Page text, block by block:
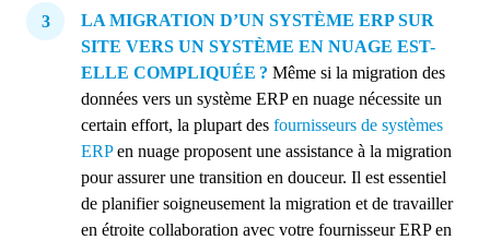
LA MIGRATION D’UN SYSTÈME ERP SUR
SITE VERS UN SYSTÈME EN NUAGE EST-
ELLE COMPLIQUÉE ? Même si la migration des
données vers un système ERP en nuage nécessite un
certain effort, la plupart des fournisseurs de systèmes
ERPen nuage proposent une assistance à la migration
pour assurer une transition en douceur. Il est essentiel
de planifier soigneusement la migration et de travailler
en étroite collaboration avec votre fournisseur ERP en